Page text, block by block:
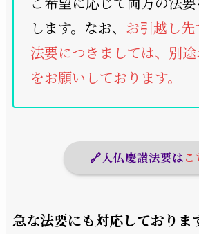
します。 なお、 お引越し
法要につきましては、別
をお願いしております。
🔗入仏慶讃法要はこ
急な法要にも対応しておりま